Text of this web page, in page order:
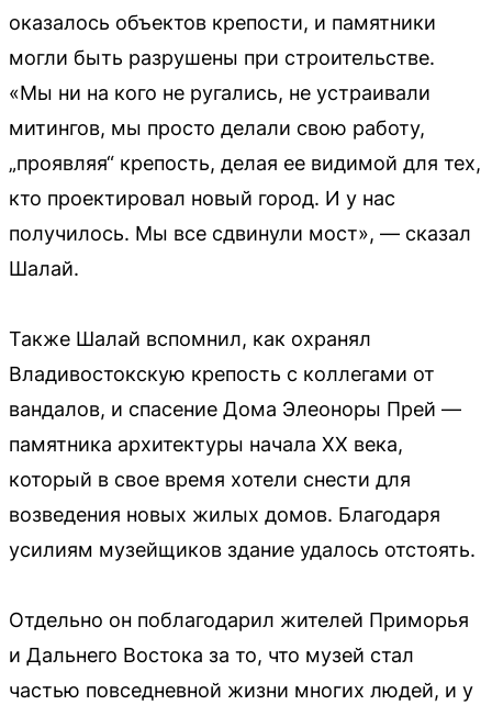
оказалось объектов крепости, и памятники
могли быть разрушены при строительстве.
«Мы ни на кого не ругались, не устраивали
митингов, мы просто делали свою работу,
„проявляя“ крепость, делая ее видимой для тех,
кто проектировал новый город. И у нас
получилось. Мы все сдвинули мост», — сказал
Шалай.
Также Шалай вспомнил, как охранял
Владивостокскую крепость с коллегами от
вандалов, и спасение Дома Элеоноры Прей —
памятника архитектуры начала XX века,
который в свое время хотели снести для
возведения новых жилых домов. Благодаря
усилиям музейщиков здание удалось отстоять.
Отдельно он поблагодарил жителей Приморья
и Дальнего Востока за то, что музей стал
частью повседневной жизни многих людей, и у